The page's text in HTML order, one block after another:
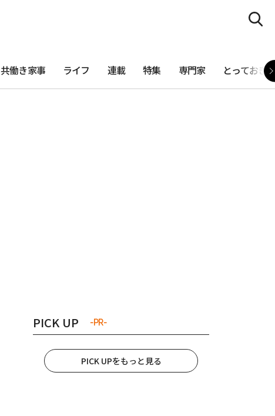
共働き家事 ライフ 連載 特集 専門家 とっておき
PICK UP -PR-
PICK UPをもっと見る